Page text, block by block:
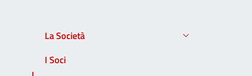
La Società
I Soci